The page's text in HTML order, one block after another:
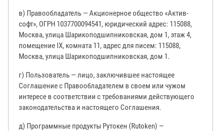
в) Правообладатель — Акционерное общество «Актив-
софт», ОГРН 1037700094541, юридический адрес: 115088,
Москва, улица Шарикоподшипниковская, дом 1, этаж 4,
помещение IX, комната 11, адрес для писем: 115088,
Москва, улица Шарикоподшипниковская, дом 1.
г) Пользователь — лицо, заключившее настоящее
Соглашение с Правообладателем в своем или чужом
интересе в соответствии с требованиями действующего
законодательства и настоящего Соглашения.
д) Программные продукты Рутокен (Rutoken) —